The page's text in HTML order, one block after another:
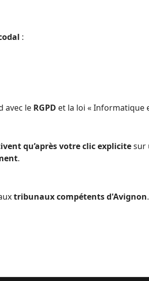
:
avec le RGPD et la loi « Informatique
qu’après votre clic explicitesur
.
tribunaux compétents d'Avignon.